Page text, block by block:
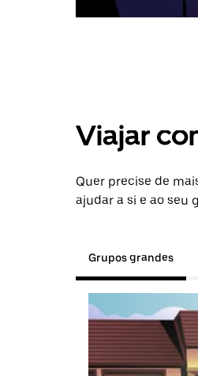
Viajar
Quer precise de
ajudar a si e ao seu
Grupos grandes